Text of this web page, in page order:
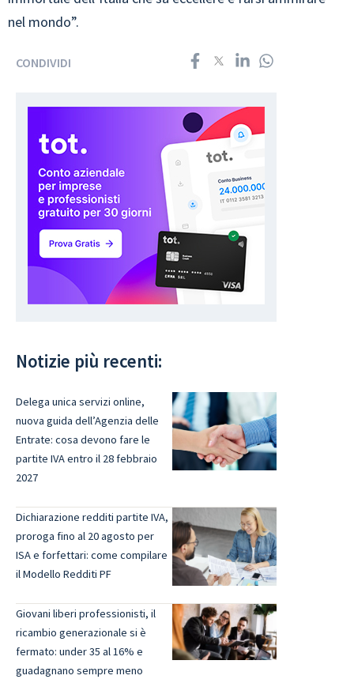
nel mondo”.
CONDIVIDI
Notizie più recenti:
Delega unica servizi online,
nuova guida dell’Agenzia delle
Entrate: cosa devono fare le
partite IVA entro il 28 febbraio
2027
Dichiarazione redditi partite IVA,
proroga fino al 20 agosto per
ISA e forfettari: come compilare
il Modello Redditi PF
Giovani liberi professionisti, il
ricambio generazionale si è
fermato: under 35 al 16% e
guadagnano sempre meno